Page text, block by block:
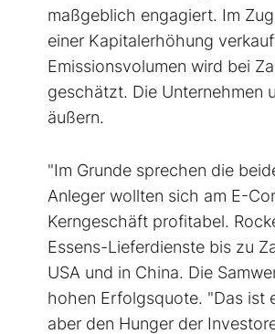
maßgeblich engagiert. Im
einer Kapitalerhöhung
Emissionsvolumen wird bei
geschätzt. Die Unternehmen
äußern.
"Im Grunde sprechen die
Anleger wollten sich am E-
Kerngeschäft profitabel.
Essens-Lieferdienste bis zu
USA und in China. Die
hohen Erfolgsquote. "Das ist
aber den Hunger der